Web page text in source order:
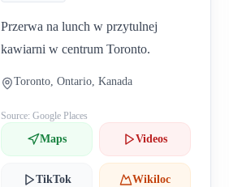
Przerwa na lunch w przytulnej
kawiarni w centrum Toronto.
Toronto, Ontario, Kanada
Source: Google Places
Maps Videos
TikTok Wikiloc